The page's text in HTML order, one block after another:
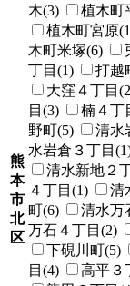
熊
本
市
北
区
木(3)
植木町
植木町宮原
木町米塚(6)
丁目(1)
打越
大窪４丁目
目(3)
楠４丁
野町(5)
清水
水岩倉３丁目
清水新地２
４丁目(1)
清
町(6)
清水万
万石４丁目(2)
下硯川町(5)
目(4)
高平３